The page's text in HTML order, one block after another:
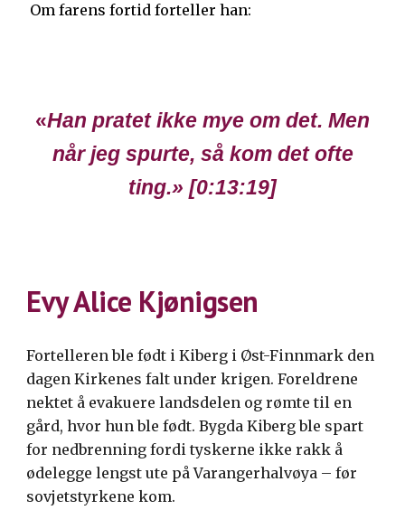
Om farens fortid forteller han:
«Han pratet ikke mye om det. Men
når jeg spurte, så kom det ofte
ting.» [0:13:19]
Evy Alice Kjønigsen
Fortelleren ble født i Kiberg i Øst-Finnmark den
dagen Kirkenes falt under krigen. Foreldrene
nektet å evakuere landsdelen og rømte til en
gård, hvor hun ble født. Bygda Kiberg ble spart
for nedbrenning fordi tyskerne ikke rakk å
ødelegge lengst ute på Varangerhalvøya – før
sovjetstyrkene kom.